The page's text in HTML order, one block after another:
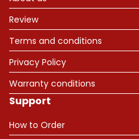
Review
Terms and conditions
Privacy Policy
Warranty conditions
Support
How to Order